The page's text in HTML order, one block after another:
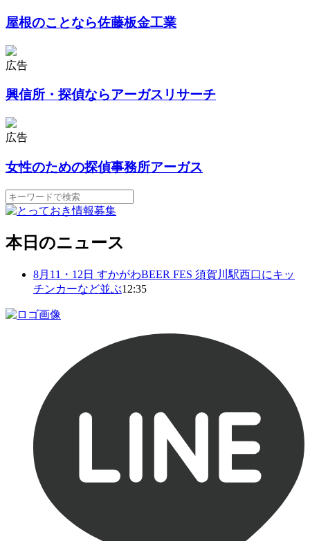
屋根のことなら佐藤板金工業
広告
興信所・探偵ならアーガスリサーチ
広告
女性のための探偵事務所アーガス
本日のニュース
8月11・12日 すかがわBEER FES 須賀川駅西口にキッ
チンカーなど並ぶ12:35